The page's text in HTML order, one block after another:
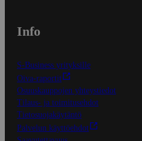
Info
S-Business yrityksille
Oiva-raportit
Osuuskauppojen yhteystiedot
Tilaus- ja toimitusehdot
Tietosuojakäytäntö
Palvelun käyttöehdot